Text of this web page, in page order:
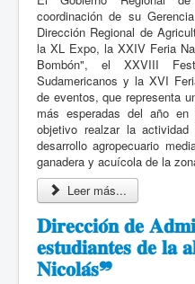
coordinación de su
Dirección Regional de
la XL Expo, la XXIV Feria
Bombón", el XXVIII
Sudamericanos y la XVI
de eventos, que representa
más esperadas del año
objetivo realzar la
desarrollo agropecuario
ganadera y acuícola de la
Leer más...
𝐃𝐢𝐫𝐞𝐜𝐜𝐢𝐨́𝐧 𝐝𝐞
𝐞𝐬𝐭𝐮𝐝𝐢𝐚𝐧𝐭𝐞𝐬 𝐝𝐞 𝐥𝐚
𝐍𝐢𝐜𝐨𝐥𝐚́𝐬❞